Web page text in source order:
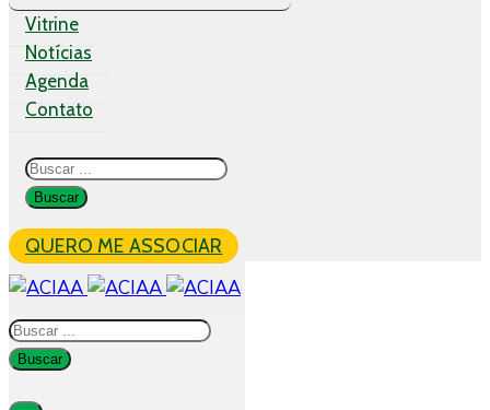
Vitrine
Notícias
Agenda
Contato
QUERO ME ASSOCIAR